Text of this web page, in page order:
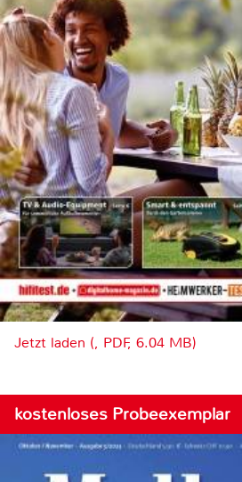
Jetzt laden (, PDF, 6.04 MB)
kostenloses Probeexemplar